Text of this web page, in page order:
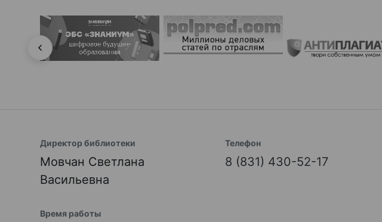
Директор библиотеки
Мовчан Светлана
Васильевна
Телефон
8 (831) 430-52-17
Время работы